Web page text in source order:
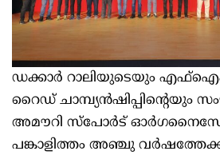
ഡക്കാര്‍ റാലിയുടെയും
റൈഡ് ചാമ്പ്യന്‍ഷിപ്പിന്റെയും
അമൗറി സ്‌പോര്‍ട്
പങ്കാളിത്തം അഞ്ചു